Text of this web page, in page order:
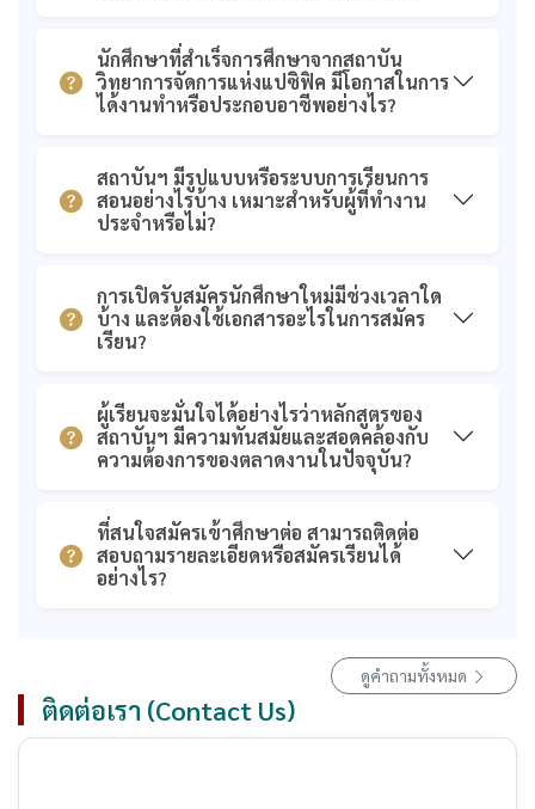
นักศึกษาที่สำเร็จการศึกษาจากสถาบัน
วิทยาการจัดการแห่งแปซิฟิค มีโอกาสในการ
ได้งานทำหรือประกอบอาชีพอย่างไร?
สถาบันฯ มีรูปแบบหรือระบบการเรียนการ
สอนอย่างไรบ้าง เหมาะสำหรับผู้ที่ทำงาน
ประจำหรือไม่?
การเปิดรับสมัครนักศึกษาใหม่มีช่วงเวลาใด
บ้าง และต้องใช้เอกสารอะไรในการสมัคร
เรียน?
ผู้เรียนจะมั่นใจได้อย่างไรว่าหลักสูตรของ
สถาบันฯ มีความทันสมัยและสอดคล้องกับ
ความต้องการของตลาดงานในปัจจุบัน?
ที่สนใจสมัครเข้าศึกษาต่อ สามารถติดต่อ
สอบถามรายละเอียดหรือสมัครเรียนได้
อย่างไร?
ดูคำถามทั้งหมด
ติดต่อเรา (Contact Us)